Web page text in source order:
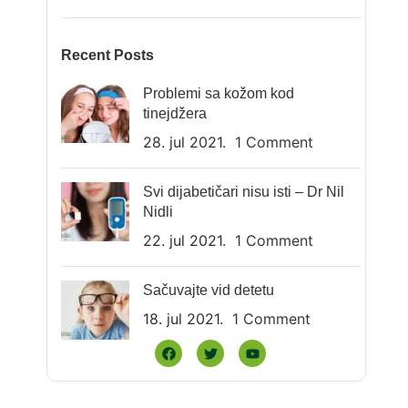
Recent Posts
Problemi sa kožom kod
tinejdžera
28. jul 2021. 1 Comment
Svi dijabetičari nisu isti – Dr Nil
Nidli
22. jul 2021. 1 Comment
Sačuvajte vid detetu
18. jul 2021. 1 Comment